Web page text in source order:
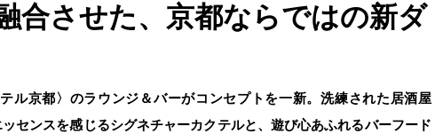
合させた、京都ならではの新ダ
ル京都〉のラウンジ＆バーがコンセプトを一新。洗練された居酒屋
センスを感じるシグネチャーカクテルと、遊び心あふれるバーフード